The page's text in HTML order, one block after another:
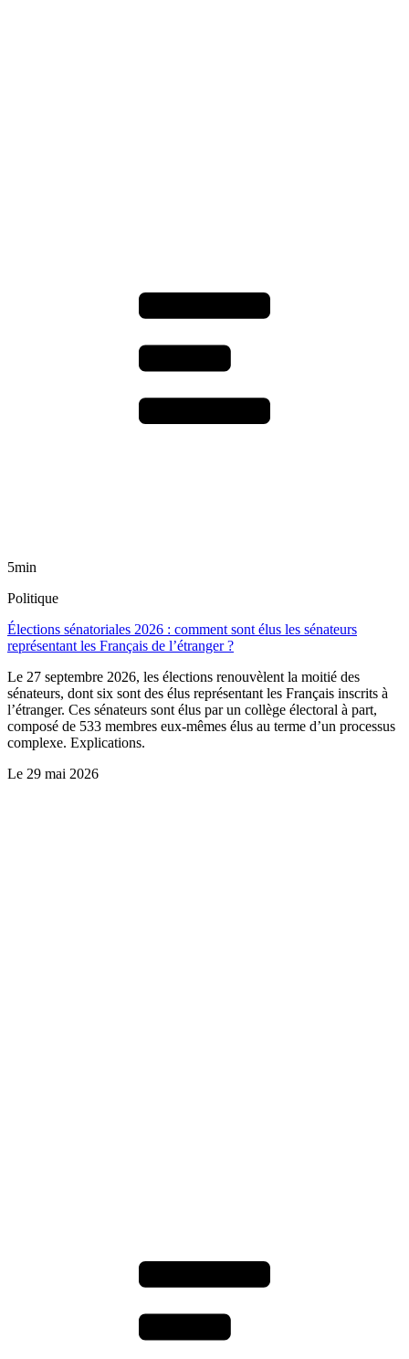
5min
Politique
Élections sénatoriales 2026 : comment sont élus les sénateurs
représentant les Français de l’étranger ?
Le 27 septembre 2026, les élections renouvèlent la moitié des
sénateurs, dont six sont des élus représentant les Français inscrits à
l’étranger. Ces sénateurs sont élus par un collège électoral à part,
composé de 533 membres eux-mêmes élus au terme d’un processus
complexe. Explications.
Le 29 mai 2026